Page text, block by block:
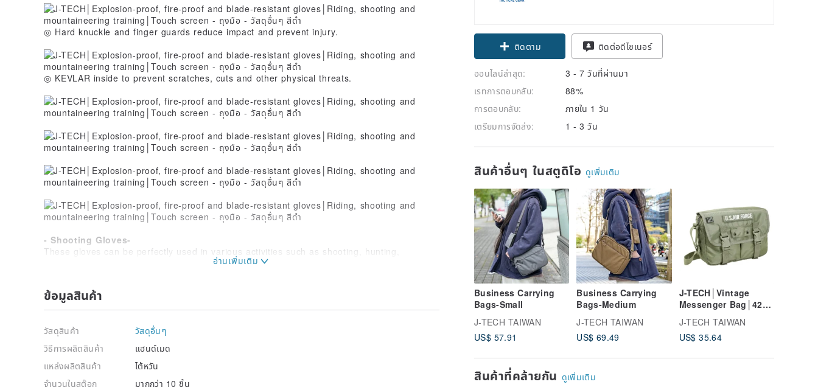
ติดตาม ติดต่อดีไซเนอร์
ออนไลน์ล่าสุด:
3 - 7 วันที่ผ่านมา
เรทการตอบกลับ:
88%
การตอบกลับ:
ภายใน 1 วัน
เตรียมการจัดส่ง:
1 - 3 วัน
สินค้าอื่นๆ ในสตูดิโอ ดูเพิ่มเติม
Business Carrying
Bags-Small
J-TECH TAIWAN
US$ 57.91
Business Carrying
Bags-Medium
J-TECH TAIWAN
US$ 69.49
J-TECH│Vintage
Messenger Bag│420
Denier Front
Pocket│Water
Resistant Large
Backpack
J-TECH TAIWAN
US$ 35.64
สินค้าที่คล้ายกัน ดูเพิ่มเติม
◎ Hard knuckle and finger guards reduce impact and prevent injury.
◎ KEVLAR inside to prevent scratches, cuts and other physical threats.
- Shooting Gloves-
These gloves can be perfectly used in various activities such as shooting, hunting,
camping, paintball, airsoft and archery to avoid various dangers in competitions or
- gloves for motorcycle-
+ The style and safety features of the glove are specifically designed for cyclists.
freestyle motocross, trials, motoball, track, ATV motocross and more.
- fingertip touch -
You can slide your phone while wearing gloves!
※Touch sensitivity may vary due to screen protector or angle of use!
ข้อมูลสินค้า
วัสดุสินค้า
วัสดุอื่นๆ
วิธีการผลิตสินค้า
แฮนด์เมด
แหล่งผลิตสินค้า
ไต้หวัน
จำนวนในสต๊อก
มากกว่า 10 ชิ้น